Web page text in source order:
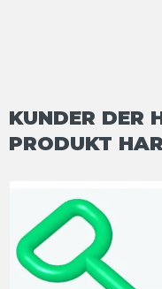
KUNDER DER
PRODUKT